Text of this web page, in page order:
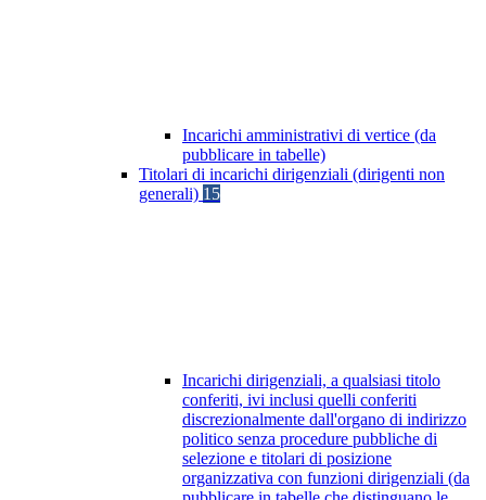
Incarichi amministrativi di vertice (da
pubblicare in tabelle)
Titolari di incarichi dirigenziali (dirigenti non
generali) 15
Incarichi dirigenziali, a qualsiasi titolo
conferiti, ivi inclusi quelli conferiti
discrezionalmente dall'organo di indirizzo
politico senza procedure pubbliche di
selezione e titolari di posizione
organizzativa con funzioni dirigenziali (da